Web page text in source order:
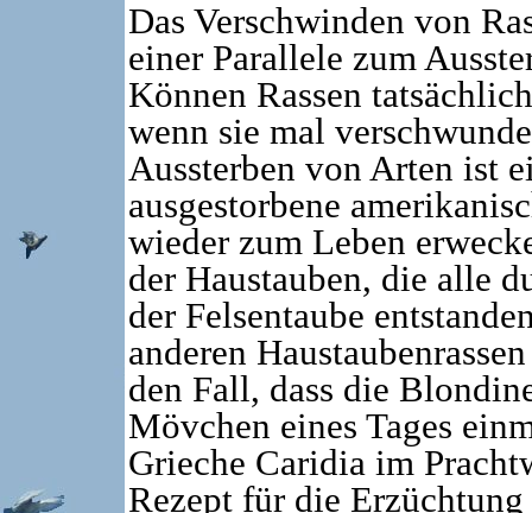
Das Verschwinden von
einer Parallele zum
Können Rassen
wenn sie mal
Aussterben von Arten ist
ausgestorbene
wieder zum Leben
der Haustauben, die alle
der Felsentaube
anderen
den Fall, dass die
Mövchen eines Tages
Grieche Caridia im
Rezept für die